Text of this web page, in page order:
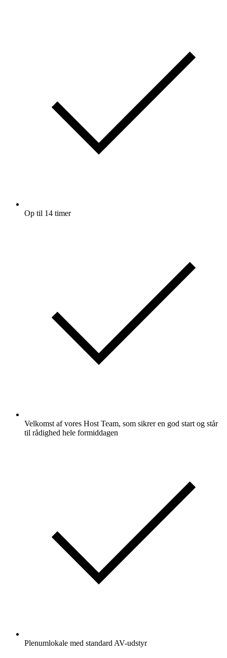
Op til 14 timer
Velkomst af vores Host Team, som sikrer en god start og står
til rådighed hele formiddagen
Plenumlokale med standard AV-udstyr